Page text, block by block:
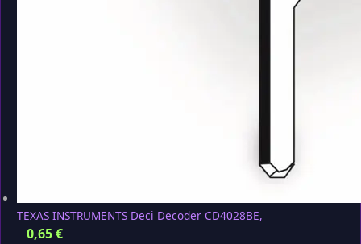
TEXAS INSTRUMENTS Deci Decoder CD4028BE,
0,65€